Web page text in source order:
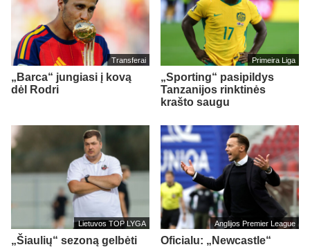
Transferai
„Barca“ jungiasi į kovą
dėl Rodri
Primeira Liga
„Sporting“ pasipildys
Tanzanijos rinktinės
krašto saugu
Lietuvos TOP LYGA
„Šiaulių“ sezoną gelbėti
Anglijos Premier League
Oficialu: „Newcastle“